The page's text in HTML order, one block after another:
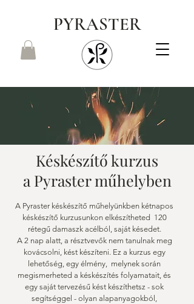
PYRASTER
Késkészítő kurzus
a Pyraster műhelyben
A Pyraster késkészítő műhelyünkben kétnapos
késkészítő kurzusunkon elkészítheted 120
rétegű damaszk acélból, saját késedet.
A 2 nap alatt, a résztvevők nem tanulnak meg
kovácsolni, kést készíteni. Ez a kurzus egy
lehetőség, egy élmény, melynek során
megismerheted a késkészítés folyamatait, és
egy saját tervezésű kést készíthetsz - sok
segítséggel - olyan alapanyagokból,